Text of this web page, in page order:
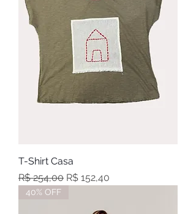
T-Shirt Casa
Preço normal
R$ 254,00 Preço promocional
R$ 152,40
40% OFF